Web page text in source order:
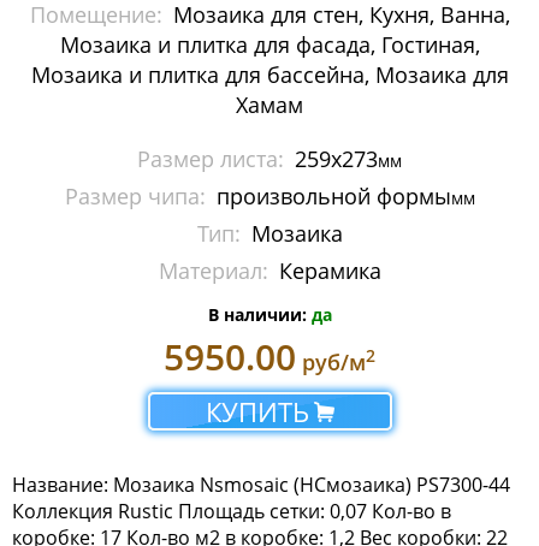
Мозаика Imagine Mosaic
Мозаика Irida
Мозаика Keramograd
Мозаика Mir Mosaic
Мозаика NSmosaic
Мозаика Crystal Series
Мозаика Econom Monocolor
Мозаика Econom Смеси
Мозаика Exclusive
Мозаика Gold
Помещение: Мозаика для стен, Кухня, Ванна,
Мозаика и плитка для фасада, Гостиная,
Мозаика и плитка для бассейна, Мозаика для
Хамам
Размер листа: 259х273мм
Размер чипа: произвольной формымм
Тип: Мозаика
Материал: Керамика
В наличии: да
5950.00 руб/м2
КУПИТЬ
Название: Мозаика Nsmosaic (НСмозаика) PS7300-44
Коллекция Rustic Площадь сетки: 0,07 Кол-во в
коробке: 17 Кол-во м2 в коробке: 1,2 Вес коробки: 22